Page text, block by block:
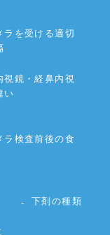
ラを受ける適切
視鏡・経鼻内視
い
ラ検査前後の食
下剤の種類